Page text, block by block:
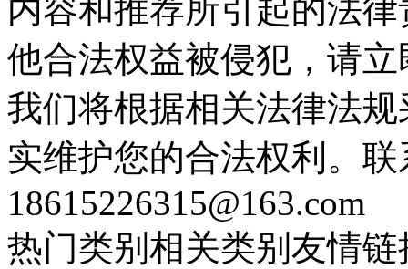
内容和推荐所引起的法
他合法权益被侵犯，请
我们将根据相关法律法
实维护您的合法权利。
18615226315@163.com
热门类别 相关类别 友情链